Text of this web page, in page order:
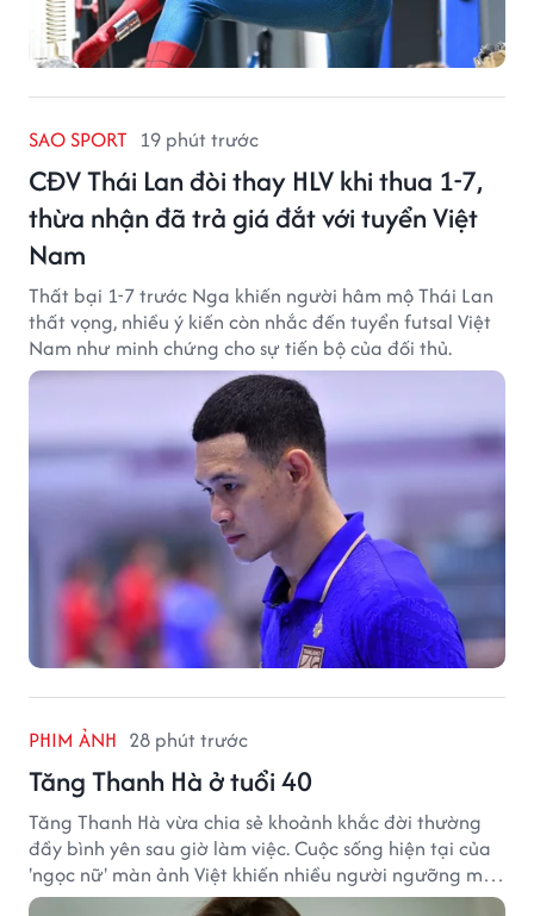
SAO SPORT 19 phút trước
CĐV Thái Lan đòi thay HLV khi thua 1-7,
thừa nhận đã trả giá đắt với tuyển Việt
Nam
Thất bại 1-7 trước Nga khiến người hâm mộ Thái Lan
thất vọng, nhiều ý kiến còn nhắc đến tuyển futsal Việt
Nam như minh chứng cho sự tiến bộ của đối thủ.
PHIM ẢNH 28 phút trước
Tăng Thanh Hà ở tuổi 40
Tăng Thanh Hà vừa chia sẻ khoảnh khắc đời thường
đầy bình yên sau giờ làm việc. Cuộc sống hiện tại của
'ngọc nữ' màn ảnh Việt khiến nhiều người ngưỡng mộ
sau hơn một thập kỷ rời xa ánh đèn sân khấu.